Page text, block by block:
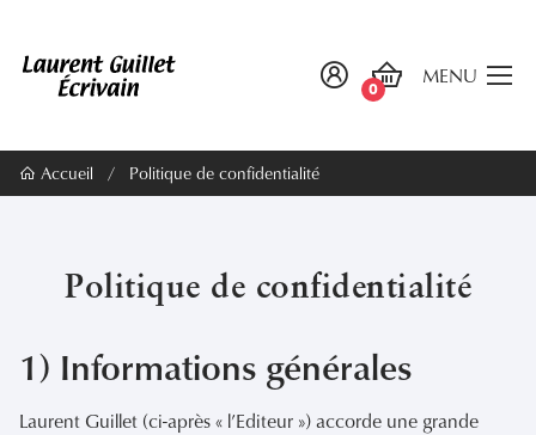
0
MENU
Accueil / Politique de confidentialité
Politique de confidentialité
1) Informations générales
Laurent Guillet (ci-après « l’Editeur ») accorde une grande